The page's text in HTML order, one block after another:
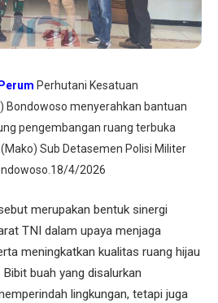
Perhutani Kesatuan
Bondowoso menyerahkan bantuan
pengembangan ruang terbuka
Sub Detasemen Polisi Militer
4/2026
merupakan bentuk sinergi
TNI dalam upaya menjaga
meningkatkan kualitas ruang hijau
buah yang disalurkan
lingkungan, tetapi juga